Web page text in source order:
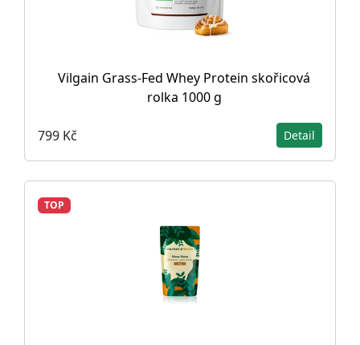
Vilgain Grass-Fed Whey Protein skořicová
rolka 1000 g
799 Kč Detail
TOP